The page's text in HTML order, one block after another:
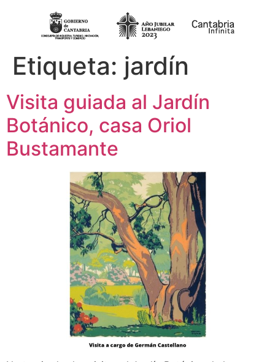
Etiqueta: jardín
Visita guiada al Jardín
Botánico, casa Oriol
Bustamante